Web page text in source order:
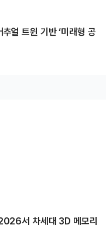
추얼 트윈 기반 ‘미래형 공
서 차세대 3D 메모리